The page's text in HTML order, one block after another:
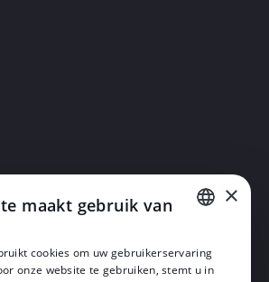
DUTCH
×
maakt gebruik van
cookies om uw gebruikerservaring
onze website te gebruiken, stemt u in